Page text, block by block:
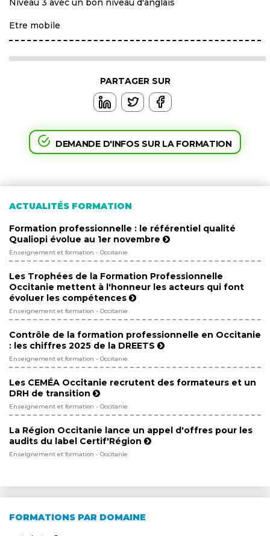
Niveau 3 avec un bon niveau d'anglais
Etre mobile
DEMANDE D'INFOS SUR LA FORMATION
PARTAGER SUR
ACTUALITÉS FORMATION
Formation professionnelle : le référentiel qualité
Qualiopi évolue au 1er novembre
Enseignement et formation - Occitanie
Les Trophées de la Formation Professionnelle
Occitanie mettent à l'honneur les acteurs qui font
évoluer les compétences
Enseignement et formation - Occitanie
Contrôle de la formation professionnelle en Occitanie
: les chiffres 2025 de la DREETS
Enseignement et formation - Occitanie
Les CEMÉA Occitanie recrutent des formateurs et un
DRH de transition
Enseignement et formation - Occitanie
La Région Occitanie lance un appel d'offres pour les
audits du label Certif'Région
Enseignement et formation - Occitanie
FORMATIONS PAR DOMAINE